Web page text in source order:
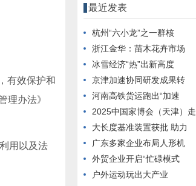
有效保护和
理办法》
用以及法
最近发表
杭州“六小龙”之一群核
浙江金华：苗木花卉市场
冰雪经济“热”出新高度
京津加速协同研发成果转
河南高铁货运跑出“加速
2025中国家博会（天津）走
大长度基准装置获批 助力
广东多家企业布局人形机
外贸企业开启“忙碌模式
户外运动玩出大产业